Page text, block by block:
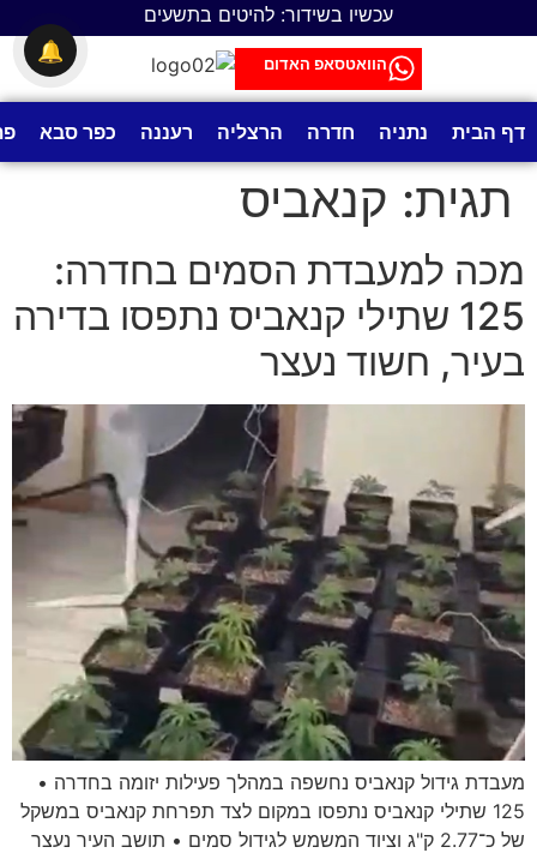
עכשיו בשידור: להיטים בתשעים
הוואטסאפ האדום
דף הבית נתניה חדרה הרצליה רעננה כפר סבא
תגית: קנאביס
מכה למעבדת הסמים בחדרה:
125 שתילי קנאביס נתפסו בדירה
בעיר, חשוד נעצר
מעבדת גידול קנאביס נחשפה במהלך פעילות יזומה בחדרה •
125 שתילי קנאביס נתפסו במקום לצד תפרחת קנאביס במשקל
של כ־2.77 ק"ג וציוד המשמש לגידול סמים • תושב העיר נעצר
🔔